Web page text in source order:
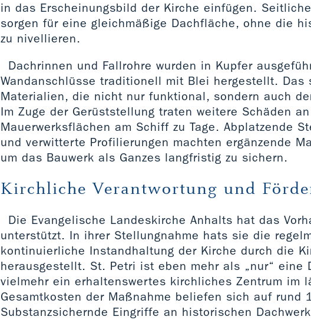
in das Erscheinungsbild der Kirche einfügen.
sorgen für eine gleichmäßige Dachfläche, ohne die
zu nivellieren.
Dachrinnen und Fallrohre wurden in Kupfer
Wandanschlüsse traditionell mit Blei hergestellt. Das
Materialien, die nicht nur funktional, sondern auch
Im Zuge der Gerüststellung traten weitere Schäden
Mauerwerksflächen am Schiff zu Tage. Abplatzende
und verwitterte Profilierungen machten ergänzende
um das Bauwerk als Ganzes langfristig zu sichern.
Kirchliche Verantwortung und
Die Evangelische Landeskirche Anhalts hat das
unterstützt. In ihrer Stellungnahme hats sie die
kontinuierliche Instandhaltung der Kirche durch die
herausgestellt. St. Petri ist eben mehr als „nur“ eine
vielmehr ein erhaltenswertes kirchliches Zentrum im
Gesamtkosten der Maßnahme beliefen sich auf rund
Substanzsichernde Eingriffe an historischen